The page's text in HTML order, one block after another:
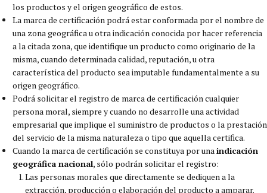
los productos y el origen geográfico de estos.
La marca de certificación podrá estar conformada por el nombre de
una zona geográfica u otra indicación conocida por hacer referencia
a la citada zona, que identifique un producto como originario de la
misma, cuando determinada calidad, reputación, u otra
característica del producto sea imputable fundamentalmente a su
origen geográfico.
Podrá solicitar el registro de marca de certificación cualquier
persona moral, siempre y cuando no desarrolle una actividad
empresarial que implique el suministro de productos o la prestación
del servicio de la misma naturaleza o tipo que aquella certifica.
Cuando la marca de certificación se constituya por unaindicación
geográfica nacional, sólo podrán solicitar el registro:
Las personas morales que directamente se dediquen a la
extracción, producción o elaboración del producto a amparar.